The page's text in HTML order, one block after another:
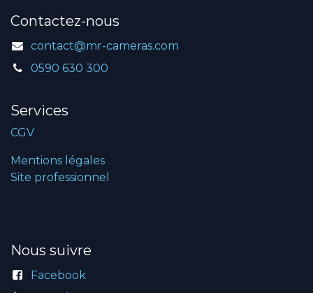
Contactez-nous
contact@mr-cameras.com
0590 630 300
Services
CGV
Mentions légales
Site professionnel
Nous suivre
Facebook